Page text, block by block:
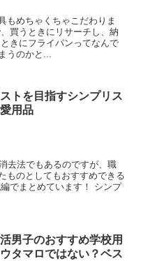
もめちゃくちゃこだわりま
買うときにリサーチし、納
きにフライパンってなんで
うのかと...
トを目指すシンプリス
用品
去法でもあるのですが、職
ものとしてもおすすめできる
でまとめています！ シンプ
男子のおすすめ学校用
タマロではない？ベス